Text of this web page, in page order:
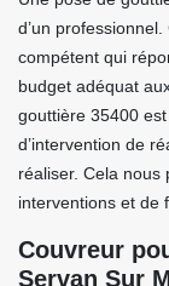
d’un
compétent qui
budget adéquat
gouttière 35400
d’intervention de
réaliser. Cela nous
interventions et de
Couvreur
Servan Sur